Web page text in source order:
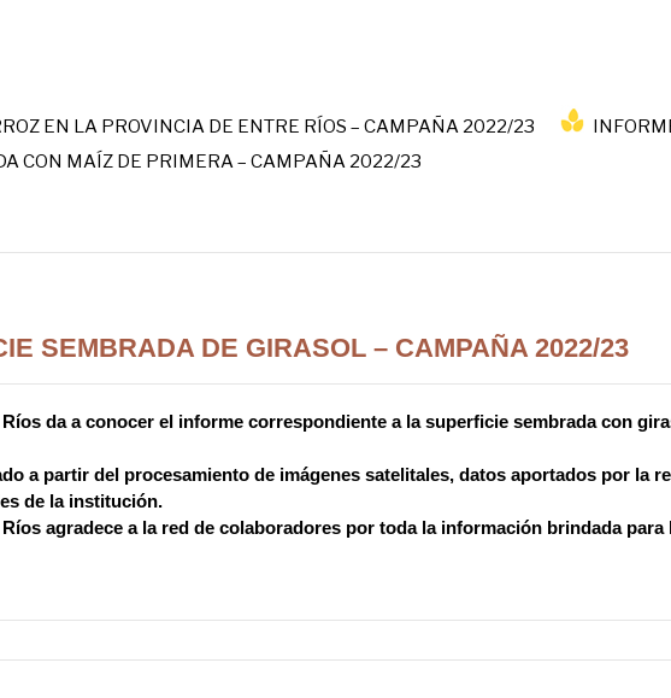
EN LA PROVINCIA DE ENTRE RÍOS – CAMPAÑA 2022/23
CON MAÍZ DE PRIMERA – CAMPAÑA 2022/23
SEMBRADA DE GIRASOL – CAMPAÑA 2022/23
da a conocer el informe correspondiente a la superficie sembrada con
a partir del procesamiento de imágenes satelitales, datos aportados por la
de la institución.
agradece a la red de colaboradores por toda la información brindada